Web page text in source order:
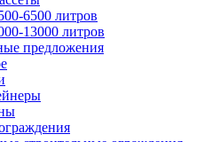
6500 литров
13000 литров
предложения